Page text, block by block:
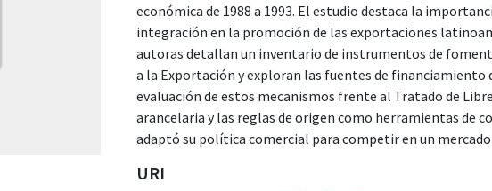
económica de 1988 a 1993. El estudio destaca la
integración en la promoción de las exportaciones
autoras detallan un inventario de instrumentos de
a la Exportación y exploran las fuentes de
evaluación de estos mecanismos frente al Tratado de
arancelaria y las reglas de origen como herramientas de
adaptó su política comercial para competir en un
URI